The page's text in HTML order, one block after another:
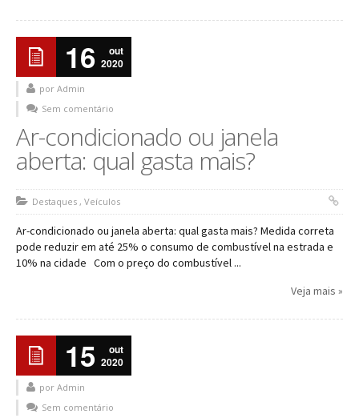
16
out
2020
por Admin
Sem comentário
Ar-condicionado ou janela
aberta: qual gasta mais?
Destaques , Veículos
Ar-condicionado ou janela aberta: qual gasta mais? Medida correta
pode reduzir em até 25% o consumo de combustível na estrada e
10% na cidade Com o preço do combustível ...
Veja mais »
15
out
2020
por Admin
Sem comentário